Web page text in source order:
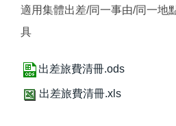
適用集體出差/同一事由/同一地
具
出差旅費清冊.ods
出差旅費清冊.xls